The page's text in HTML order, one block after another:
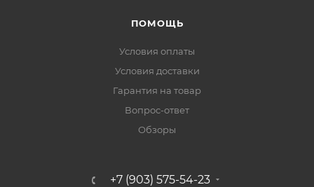
ПОМОЩЬ
Условия оплаты
Условия доставки
Гарантия на товар
Вопрос-ответ
Обзоры
+7 (903) 575-54-23